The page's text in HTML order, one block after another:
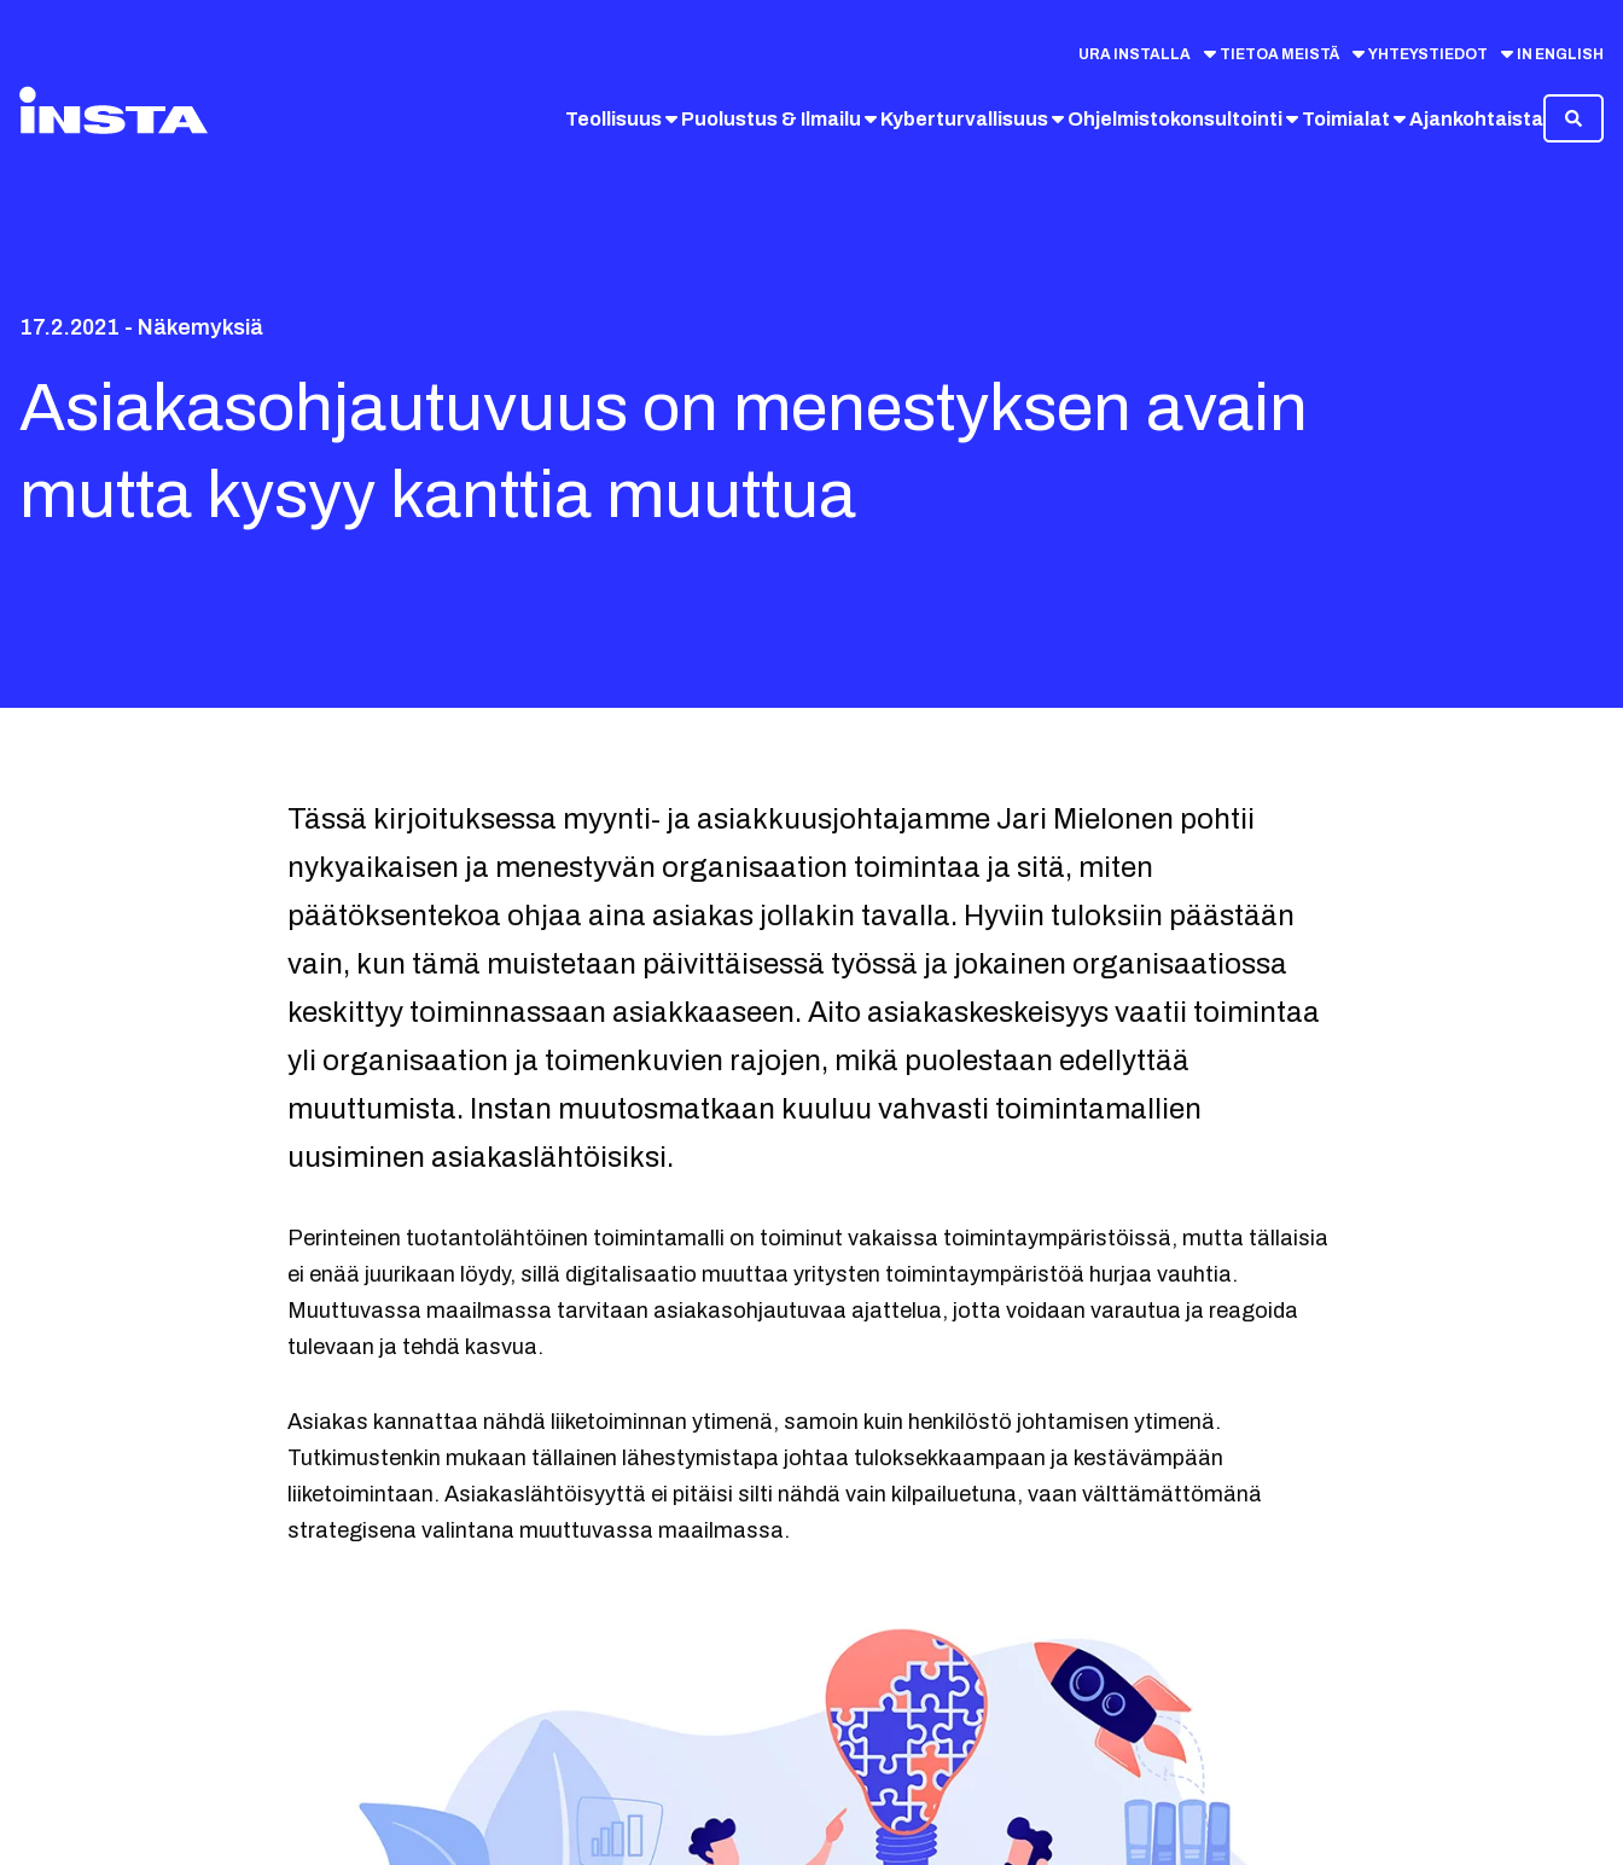
URA INSTALLA TIETOA MEISTÄ YHTEYSTIEDOT IN ENGLISH
Teollisuus Puolustus & Ilmailu Kyberturvallisuus Ohjelmistokonsultointi Toimialat Ajankohtaista
17.2.2021 - Näkemyksiä
Asiakasohjautuvuus on menestyksen avain
mutta kysyy kanttia muuttua
Tässä kirjoituksessa myynti- ja asiakkuusjohtajamme Jari Mielonen pohtii
nykyaikaisen ja menestyvän organisaation toimintaa ja sitä, miten
päätöksentekoa ohjaa aina asiakas jollakin tavalla. Hyviin tuloksiin päästään
vain, kun tämä muistetaan päivittäisessä työssä ja jokainen organisaatiossa
keskittyy toiminnassaan asiakkaaseen. Aito asiakaskeskeisyys vaatii toimintaa
yli organisaation ja toimenkuvien rajojen, mikä puolestaan edellyttää
muuttumista. Instan muutosmatkaan kuuluu vahvasti toimintamallien
uusiminen asiakaslähtöisiksi.
Perinteinen tuotantolähtöinen toimintamalli on toiminut vakaissa toimintaympäristöissä, mutta tällaisia
ei enää juurikaan löydy, sillä digitalisaatio muuttaa yritysten toimintaympäristöä hurjaa vauhtia.
Muuttuvassa maailmassa tarvitaan asiakasohjautuvaa ajattelua, jotta voidaan varautua ja reagoida
tulevaan ja tehdä kasvua.
Asiakas kannattaa nähdä liiketoiminnan ytimenä, samoin kuin henkilöstö johtamisen ytimenä.
Tutkimustenkin mukaan tällainen lähestymistapa johtaa tuloksekkaampaan ja kestävämpään
liiketoimintaan. Asiakaslähtöisyyttä ei pitäisi silti nähdä vain kilpailuetuna, vaan välttämättömänä
strategisena valintana muuttuvassa maailmassa.